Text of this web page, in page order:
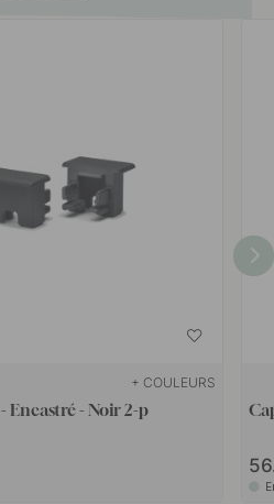
+ COULEURS
Encastré - Noir 2-p